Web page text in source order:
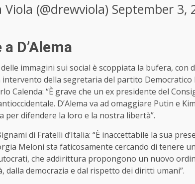
(@drewviola) September 3,
D’Alema
immagini sui social è scoppiata la bufera, con
della segretaria del partito Democratico
Calenda: “È grave che un ex presidente del
D’Alema va ad omaggiare Putin e
per difendere la loro e la nostra libertà”.
di Fratelli d’Italia: “È inaccettabile la sua
Meloni sta faticosamente cercando di tenere
che addirittura propongono un nuovo
dalla democrazia e dal rispetto dei diritti umani”.